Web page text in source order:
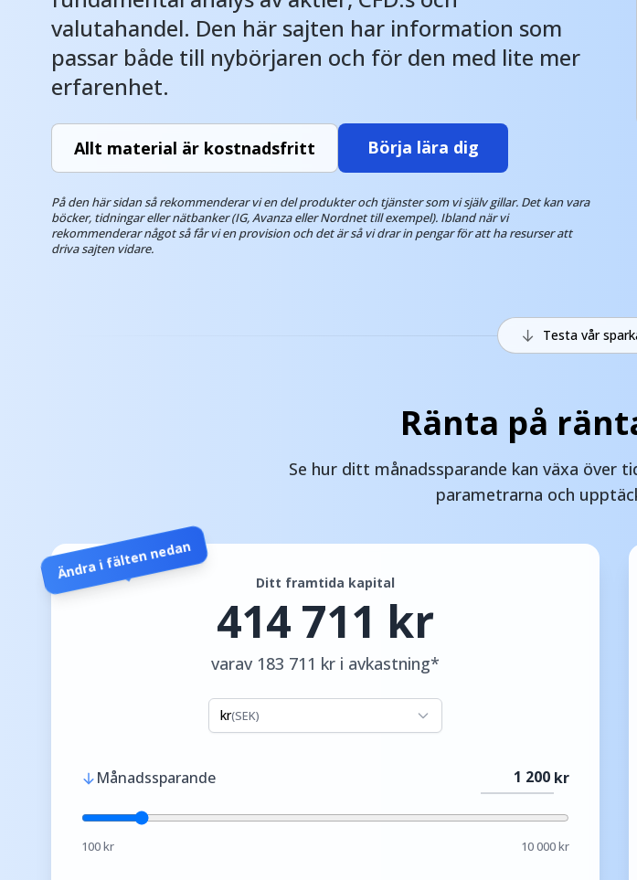
Valutahandel
valutahandel. Den här sajten har information som
passar både till nybörjaren och för den med lite mer
erfarenhet.
Allt material är kostnadsfritt Börja lära dig
På den här sidan så rekommenderar vi en del produkter och tjänster som vi själv gillar. Det kan vara
böcker, tidningar eller nätbanker (IG, Avanza eller Nordnet till exempel). Ibland när vi
rekommenderar något så får vi en provision och det är så vi drar in pengar för att ha resurser att
driva sajten vidare.
↓ Testa vår
Ränta på
Se hur ditt månadssparande kan växa över
parametrarna och
Ändra i fälten nedan
Ditt framtida kapital
414 711 kr
varav 183 711 kr i avkastning*
kr(SEK)
Månadssparande kr
100kr 10 000kr